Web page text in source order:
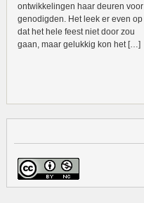
ontwikkelingen haar deuren voor
genodigden. Het leek er even op
dat het hele feest niet door zou
gaan, maar gelukkig kon het […]